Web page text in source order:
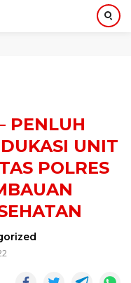
PENLUH
UNIT
POLRES